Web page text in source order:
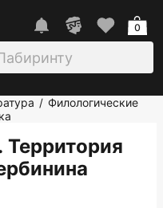
0
/ Филологические
Территория